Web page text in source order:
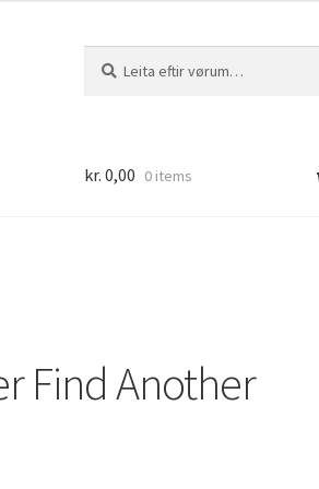
eftir:
kr. 0,00 0 items
Find Another